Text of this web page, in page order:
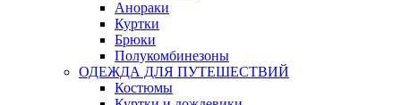
Анораки
Куртки
Брюки
Полукомбинезоны
ОДЕЖДА ДЛЯ ПУТЕШЕСТВИЙ
Костюмы